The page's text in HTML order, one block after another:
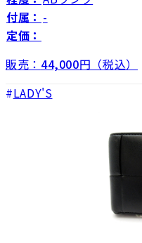
付属： -
定価：
販売： 44,000円（税込）
LADY'S